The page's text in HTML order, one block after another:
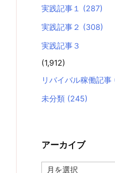
実践記事１ (287)
実践記事２ (308)
実践記事３
(1,912)
リバイバル稼働記事
未分類 (245)
アーカイブ
ア